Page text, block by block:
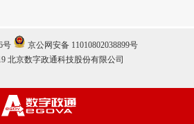
号
京公网安备 11010802038899号
北京数字政通科技股份有限公司